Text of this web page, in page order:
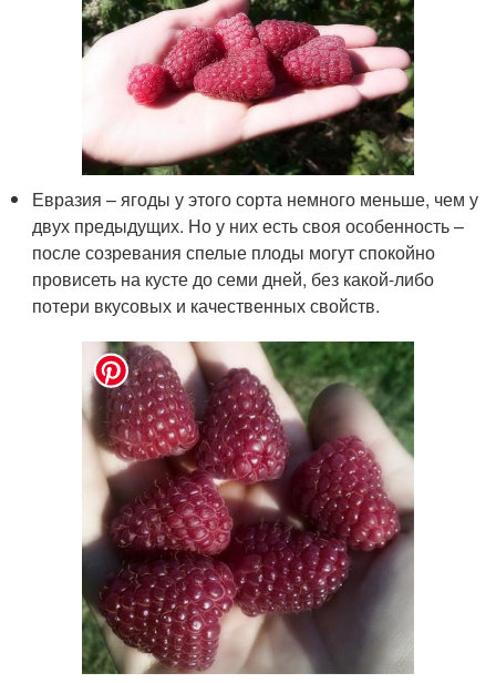
Евразия – ягоды у этого сорта немного меньше, чем у
двух предыдущих. Но у них есть своя особенность –
после созревания спелые плоды могут спокойно
провисеть на кусте до семи дней, без какой-либо
потери вкусовых и качественных свойств.